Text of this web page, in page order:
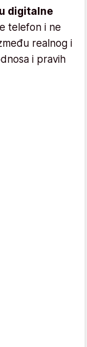
digitalne
telefon i ne
realnog i
i pravih